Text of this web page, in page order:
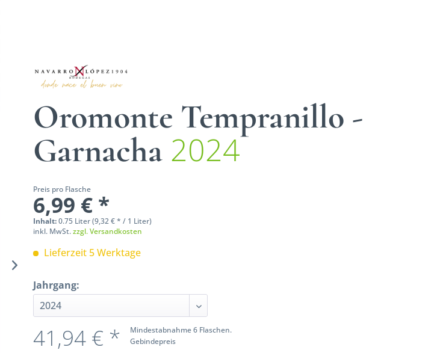
Oromonte Tempranillo -
Garnacha 2024
Preis pro Flasche
6,99 € *
Inhalt:0.75 Liter (9,32 € * / 1 Liter)
inkl. MwSt.zzgl. Versandkosten
Lieferzeit 5 Werktage
Jahrgang:
Mindestabnahme 6 Flaschen.
Gebindepreis
41,94 € *